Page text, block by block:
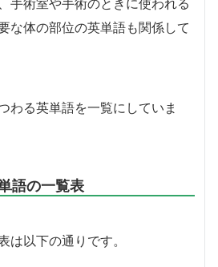
な体の部位の英単語も関係して
わる英単語を一覧にしていま
語の一覧表
は以下の通りです。